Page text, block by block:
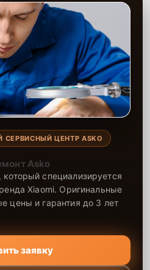
ЦЕНТР ASKO
Asko
специализируется
Xiaomi. Оригинальные
цены и гарантия до 3 лет
заявку